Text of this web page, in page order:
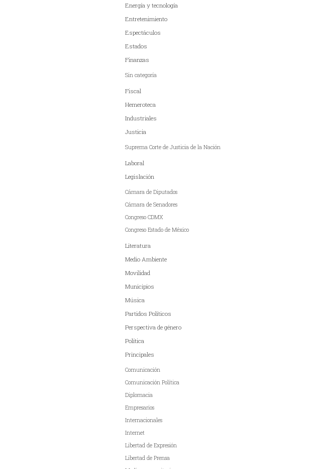
Energía y tecnología
Entretenimiento
Espectáculos
Estados
Finanzas
Sin categoría
Fiscal
Hemeroteca
Industriales
Justicia
Suprema Corte de Justicia de la Nación
Laboral
Legislación
Cámara de Diputados
Cámara de Senadores
Congreso CDMX
Congreso Estado de México
Literatura
Medio Ambiente
Movilidad
Municipios
Música
Partidos Políticos
Perspectiva de género
Política
Principales
Comunicación
Comunicación Política
Diplomacia
Empresarios
Internacionales
Internet
Libertad de Expresión
Libertad de Prensa